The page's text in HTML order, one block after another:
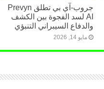
جروب-آي بي تطلق Prevyn
AI لسد الفجوة بين الكشف
والدفاع السيبراني التنبؤي
مايو 14, 2026